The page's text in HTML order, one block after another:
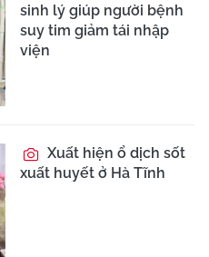
sinh lý giúp người bệnh
suy tim giảm tái nhập
viện
Xuất hiện ổ dịch sốt
xuất huyết ở Hà Tĩnh